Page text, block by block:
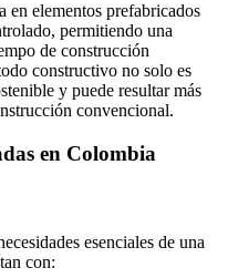
en elementos prefabricados
permitiendo una
de construcción
constructivo no solo es
y puede resultar más
convencional.
en Colombia
esenciales de una
con: